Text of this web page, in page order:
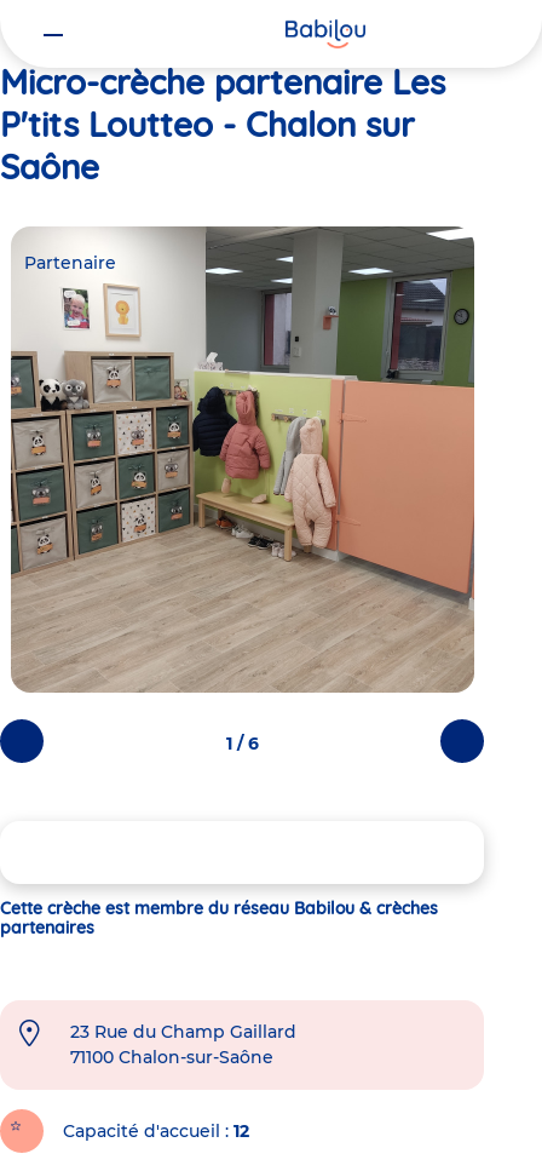
Micro-crèche partenaire Les
P'tits Loutteo - Chalon sur
Saône
Photos
précédentes
Photos
suivantes
Partenaire
1 / 6
Cette crèche est membre du réseau Babilou & crèches
partenaires
23 Rue du Champ Gaillard
71100 Chalon-sur-Saône
Capacité d'accueil 12